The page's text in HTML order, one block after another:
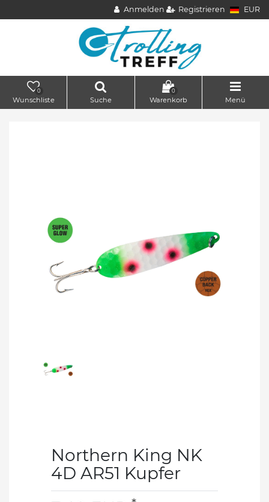
Anmelden Registrieren EUR
0
Wunschliste Suche
0
Warenkorb Menü
Northern King NK
4D AR51 Kupfer